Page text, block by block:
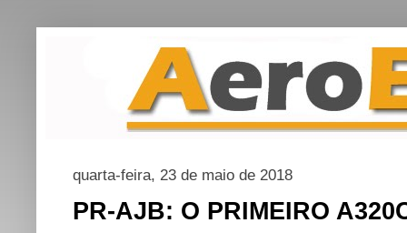
quarta-feira, 23 de maio de 2018
PR-AJB: O PRIMEIRO